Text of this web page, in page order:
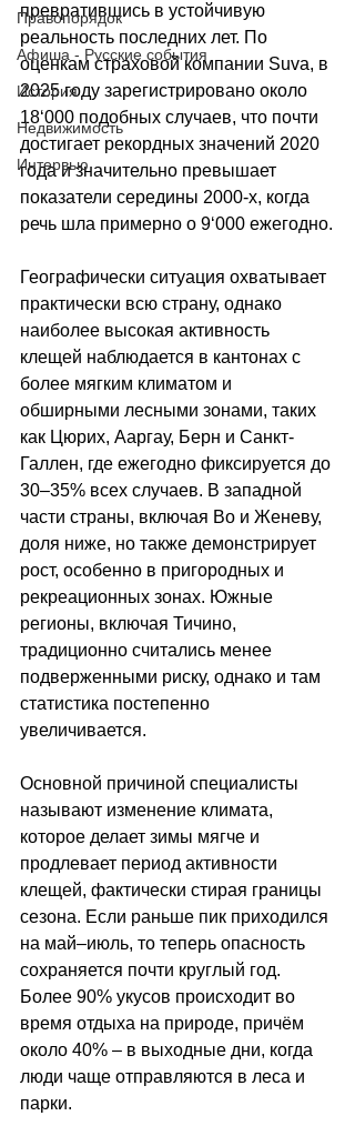
Правопорядок
Афиша - Русские события
История
Недвижимость
Интервью
превратившись в устойчивую
реальность последних лет. По
оценкам страховой компании Suva, в
2025 году зарегистрировано около
18‘000 подобных случаев, что почти
достигает рекордных значений 2020
года и значительно превышает
показатели середины 2000-х, когда
речь шла примерно о 9‘000 ежегодно.
Географически ситуация охватывает
практически всю страну, однако
наиболее высокая активность
клещей наблюдается в кантонах с
более мягким климатом и
обширными лесными зонами, таких
как Цюрих, Ааргау, Берн и Санкт-
Галлен, где ежегодно фиксируется до
30–35% всех случаев. В западной
части страны, включая Во и Женеву,
доля ниже, но также демонстрирует
рост, особенно в пригородных и
рекреационных зонах. Южные
регионы, включая Тичино,
традиционно считались менее
подверженными риску, однако и там
статистика постепенно
увеличивается.
Основной причиной специалисты
называют изменение климата,
которое делает зимы мягче и
продлевает период активности
клещей, фактически стирая границы
сезона. Если раньше пик приходился
на май–июль, то теперь опасность
сохраняется почти круглый год.
Более 90% укусов происходит во
время отдыха на природе, причём
около 40% – в выходные дни, когда
люди чаще отправляются в леса и
парки.